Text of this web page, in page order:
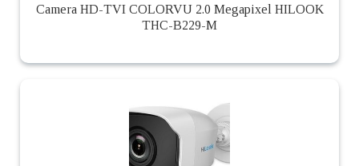
Camera HD-TVI COLORVU 2.0 Megapixel HILOOK
THC-B229-M